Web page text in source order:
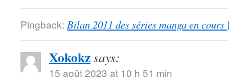
Pingback: Bilan 2011 des séries manga en
Xokokzsays:
15 août 2023 at 10 h 51 min